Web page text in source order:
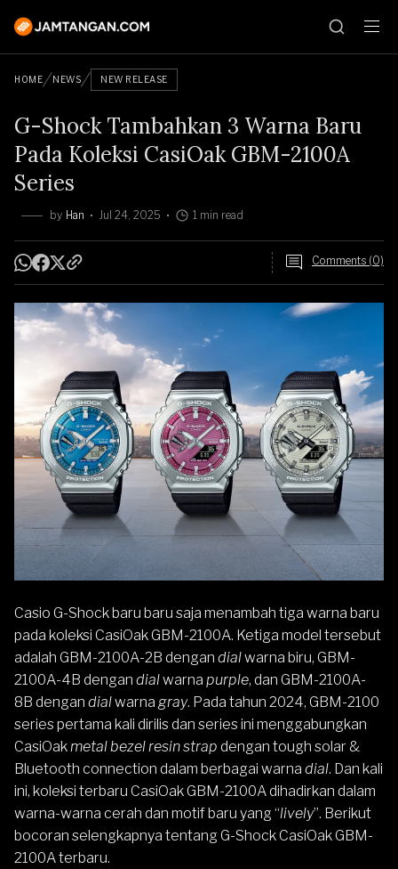
HOME NEWS NEW RELEASE
G-Shock Tambahkan 3 Warna Baru
Pada Koleksi CasiOak GBM-2100A
Series
by Han Jul 24, 2025 1 min read
Comments (0)
Casio G-Shockbaru baru saja menambah tiga warna baru
pada koleksi CasiOakGBM-2100A. Ketiga model tersebut
adalah GBM-2100A-2B dengan dialwarna biru, GBM-
2100A-4B dengan dialwarna purple, dan GBM-2100A-
8B dengan dialwarna gray. Pada tahun 2024, GBM-2100
series pertama kali dirilis dan series ini menggabungkan
CasiOakmetal bezel resin strap dengan tough solar &
Bluetooth connection dalam berbagai warna dial. Dan kali
ini, koleksi terbaru CasiOak GBM-2100A dihadirkan dalam
warna-warna cerah dan motif baru yang “lively”. Berikut
bocoran selengkapnya tentang G-Shock CasiOak GBM-
2100A terbaru.